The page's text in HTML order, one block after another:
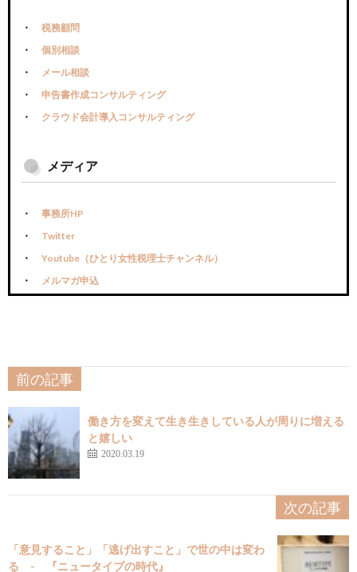
税務顧問
個別相談
メール相談
申告書作成コンサルティング
クラウド会計導入コンサルティング
メディア
事務所HP
Twitter
Youtube（ひとり女性税理士チャンネル）
メルマガ申込
前の記事
働き方を変えて生き生きしている人が周りに増える
と嬉しい
2020.03.19
次の記事
「意見すること」「逃げ出すこと」で世の中は変わ
る - 『ニュータイプの時代』